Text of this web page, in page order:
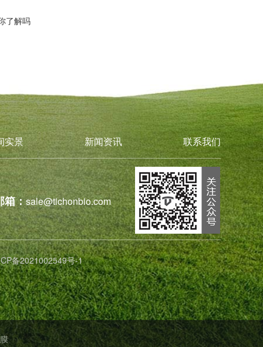
了解吗
实景 新闻资讯 联系我们
箱：sale@tichonbio.com
备2021002549号-1